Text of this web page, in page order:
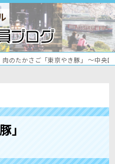
肉のたかさご「東京やき豚」 〜中央
」